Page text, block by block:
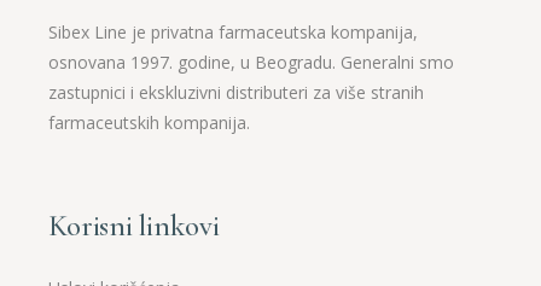
Sibex Line je privatna farmaceutska kompanija,
osnovana 1997. godine, u Beogradu. Generalni smo
zastupnici i ekskluzivni distributeri za više stranih
farmaceutskih kompanija.
Korisni linkovi